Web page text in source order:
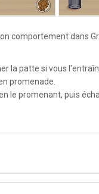
comportement dans
la patte si vous
promenade.
le promenant, puis